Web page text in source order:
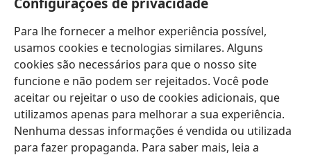
Para lhe fornecer a melhor experiência possível,
usamos cookies e tecnologias similares. Alguns
cookies são necessários para que o nosso site
funcione e não podem ser rejeitados. Você pode
aceitar ou rejeitar o uso de cookies adicionais, que
utilizamos apenas para melhorar a sua experiência.
Nenhuma dessas informações é vendida ou utilizada
para fazer propaganda. Para saber mais, leia a
nova
janela)
Biblioteca On-line da Torre de Vigia™
(abre
nova
janela)JW Hub
(abre
nova
janela)JW Library
Watchtower Library